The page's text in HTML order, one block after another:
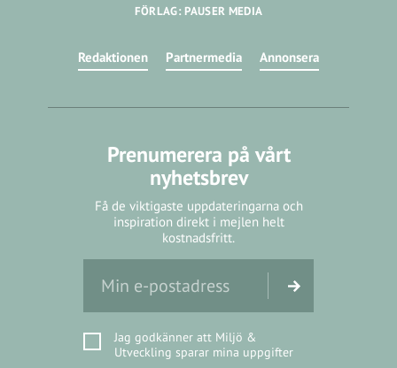
FÖRLAG: PAUSER MEDIA
Redaktionen Partnermedia Annonsera
Prenumerera på vårt
nyhetsbrev
Få de viktigaste uppdateringarna och
inspiration direkt i mejlen helt
kostnadsfritt.
Jag godkänner att Miljö &
Utveckling sparar mina uppgifter